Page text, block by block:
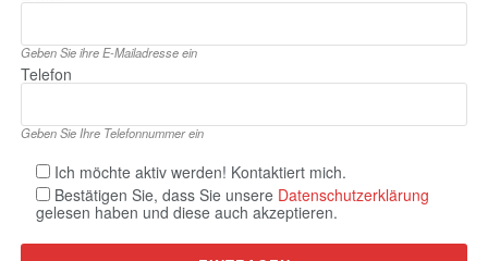
Geben Sie ihre E‑Mailadresse ein
Telefon
Geben Sie Ihre Telefonnummer ein
Ich möchte aktiv werden! Kontaktiert mich.
Bestätigen Sie, dass Sie unsere Datenschutzerklärung
gelesen haben und diese auch akzeptieren.